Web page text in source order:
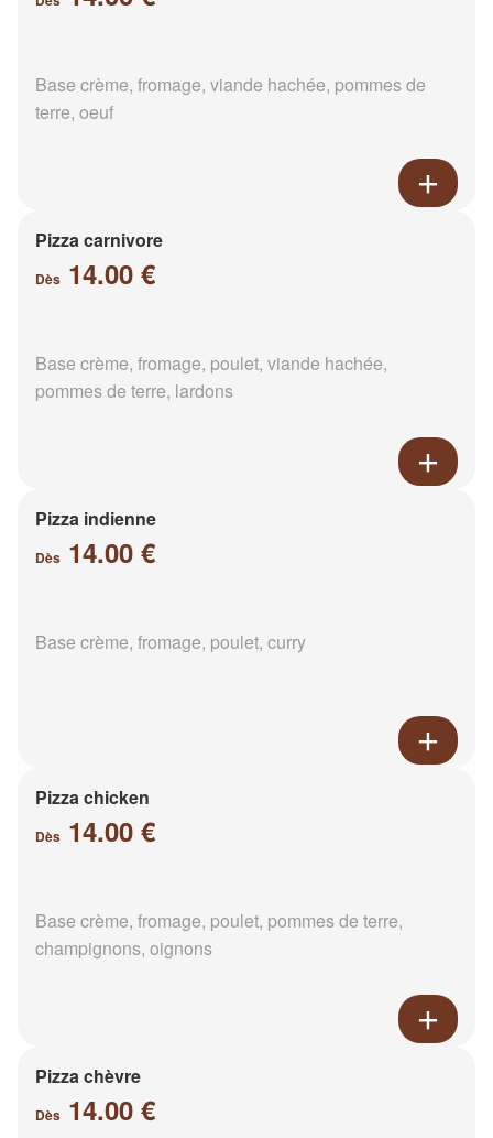
Base crème, fromage, viande hachée, pommes de
terre, oeuf
Pizza carnivore
Dès 14.00 €
Base crème, fromage, poulet, viande hachée,
pommes de terre, lardons
Pizza indienne
Dès 14.00 €
Base crème, fromage, poulet, curry
Pizza chicken
Dès 14.00 €
Base crème, fromage, poulet, pommes de terre,
champignons, oignons
Pizza chèvre
Dès 14.00 €